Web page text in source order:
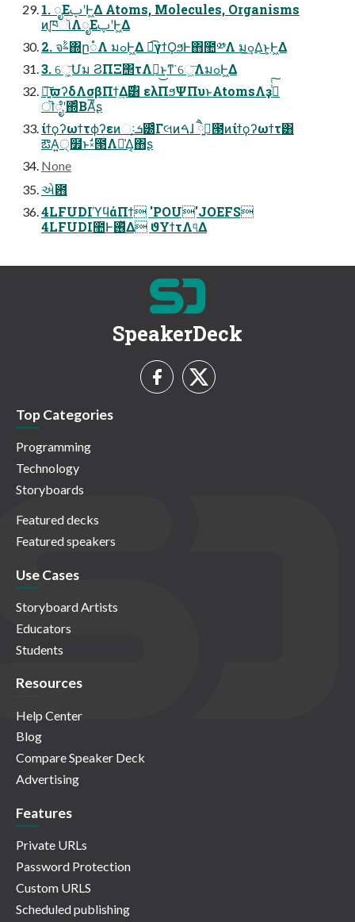
1. ೖΕࢠʹͰ͖Δ Atoms, Molecules, Organisms
ͷ֤ཁૉΛೖΕࢠʹͰ͖Δ
2. จࣈ΍ը૾Λ มߋͰ͖Δ ಉ͡γϯϘϧͰ΋಺༰Λ มߋ͢Δ͜ͱ͕Ͱ͖Δ
3. େ͖͕͞Մม ϨΠΞ΢τΛ่͢͜ͱͳ͘ େ͖͞ΛมߋͰ͖Δ
৽͍͠ϖʔδΛσβΠϯ͢Δ࣌͸ ελΠϧΨΠυͱAtomsΛҙࣝͭͭ͠
ॊೈʹ΍ͬͨΒΑͦ͞͏ʂ
ίϯϙʔωϯτϕʔεͷઃܭ͕౰ͨΓલͷࠓɺ ࡉཻ͍౓ͷίϯϙʔωϯτ͸
ఔΑ੍͍໿ͱࣗ༝౓Λ༩͑Δ͔΋ʂ
None
એ఻
4LFUDIϓϥάΠϯ 'POU'JOEFS
4LFUDI಺Ͱ࢖ͬͯΔ ϑΥϯτΛ୳ͤΔ
SpeakerDeck
Top Categories
Programming
Technology
Storyboards
Featured decks
Featured speakers
Use Cases
Storyboard Artists
Educators
Students
Resources
Help Center
Blog
Compare Speaker Deck
Advertising
Features
Private URLs
Password Protection
Custom URLS
Scheduled publishing